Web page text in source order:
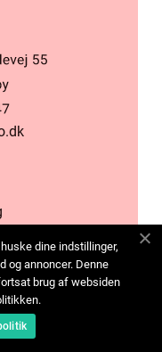
dine indstillinger,
og annoncer. Denne
brug af websiden